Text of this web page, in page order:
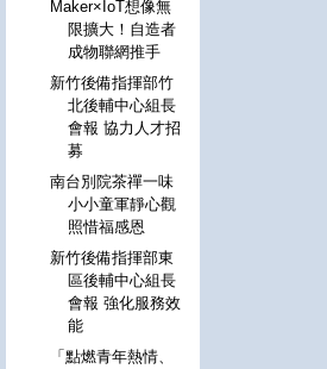
Maker×IoT想像無
限擴大！自造者
成物聯網推手
新竹後備指揮部竹
北後輔中心組長
會報 協力人才招
募
南台別院茶禪一味
小小童軍靜心觀
照惜福感恩
新竹後備指揮部東
區後輔中心組長
會報 強化服務效
能
「點燃青年熱情、